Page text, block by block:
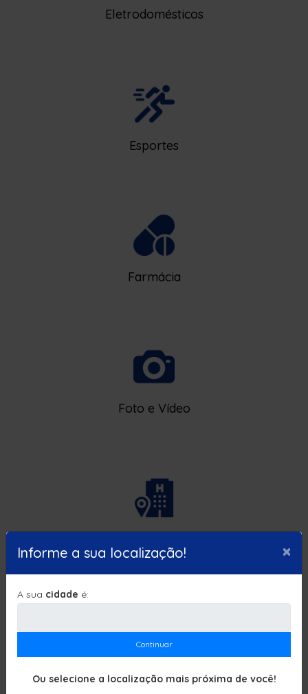
Informe a sua localização! ×
A sua cidade é:
Continuar
Ou selecione a localização mais próxima de você!
Eletrodomésticos
Esportes
Farmácia
Foto e Vídeo
Infantil